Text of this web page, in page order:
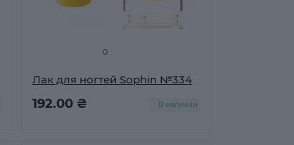
0
Лак для ногтей Sophin №334
192.00 ₴ В наличии